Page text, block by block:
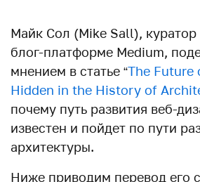
Майк Сол (Mike Sall), куратор
блог-платформе Medium,
мнением в статье “The Future
Hidden in the History of
почему путь развития веб-
известен и пойдет по пути
архитектуры.
Ниже приводим перевод его